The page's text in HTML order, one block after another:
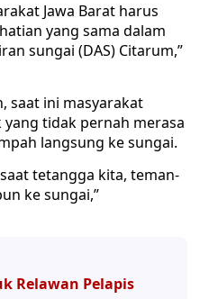
Jawa Barat harus
yang sama dalam
sungai (DAS) Citarum,”
saat ini masyarakat
tidak pernah merasa
langsung ke sungai.
tetangga kita, teman-
ke sungai,”
Relawan Pelapis